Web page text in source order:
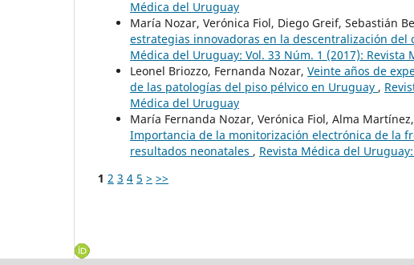
Médica del Uruguay
María Nozar, Verónica Fiol, Diego Greif, Sebastián
estrategias innovadoras en la descentralización del
Médica del Uruguay: Vol. 33 Núm. 1 (2017): Revista
Leonel Briozzo, Fernanda Nozar, Veinte años de
de las patologías del piso pélvico en Uruguay ,
Médica del Uruguay
María Fernanda Nozar, Verónica Fiol, Alma
Importancia de la monitorización electrónica de la
resultados neonatales , Revista Médica del
1 2 3 4 5 > >>